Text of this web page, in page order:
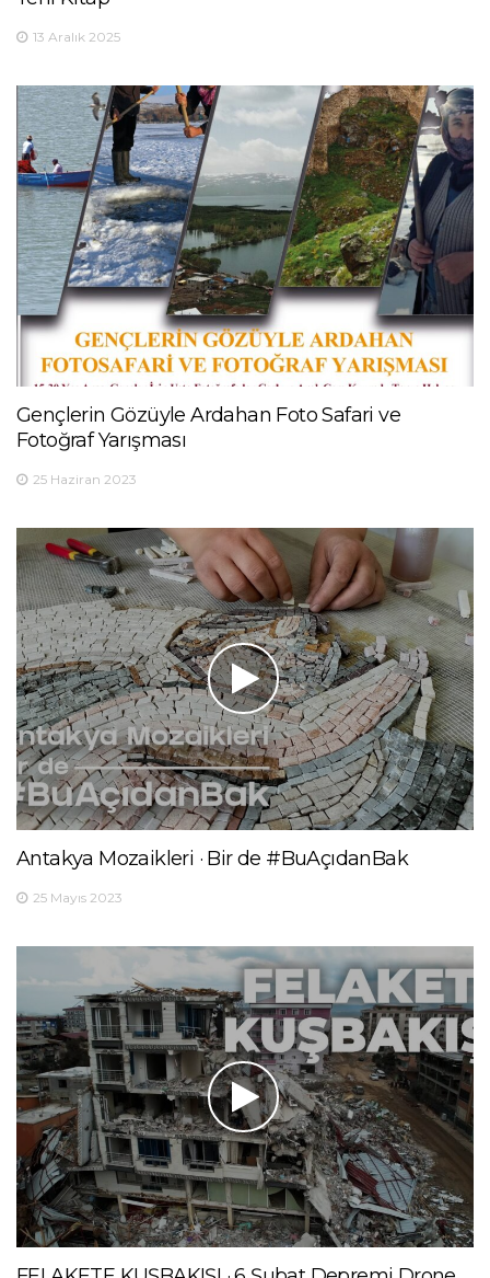
13 Aralık 2025
Gençlerin Gözüyle Ardahan Foto Safari ve
Fotoğraf Yarışması
25 Haziran 2023
Antakya Mozaikleri · Bir de #BuAçıdanBak
25 Mayıs 2023